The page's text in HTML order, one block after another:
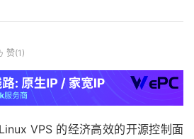
赞(1 )
VPS 的经济高效的开源控制面